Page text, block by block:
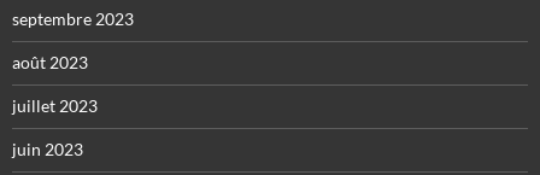
septembre 2023
août 2023
juillet 2023
juin 2023